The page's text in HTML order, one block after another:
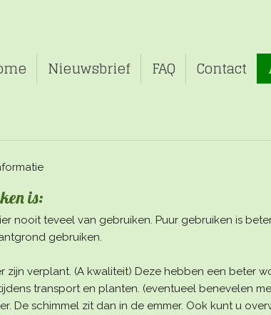
Nieuwsbrief FAQ Contact
is:
nooit teveel van gebruiken. Puur gebruiken is
gebruiken.
verplant. (A kwaliteit) Deze hebben een beter
transport en planten. (eventueel benevelen
De schimmel zit dan in de emmer. Ook kunt u